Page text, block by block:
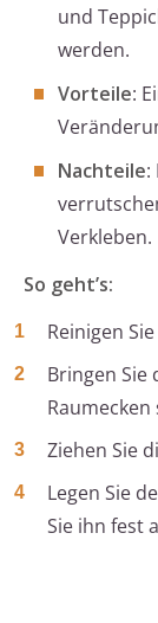
und
werden.
Vorteile:
Nachteile:
Verkleben.
So geht’s:
Reinigen
Bringen Sie
Ziehen Sie
Legen Sie
Sie ihn fest